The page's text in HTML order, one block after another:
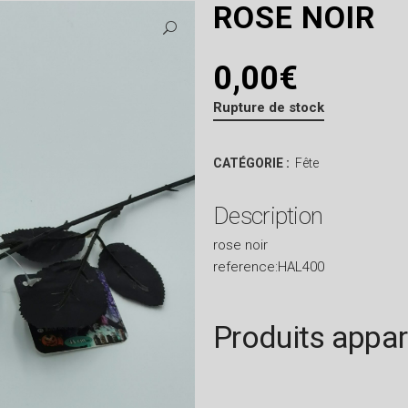
ROSE NOIR
0,00€
Rupture de stock
CATÉGORIE : Fête
Description
rose noir
reference:HAL400
Produits